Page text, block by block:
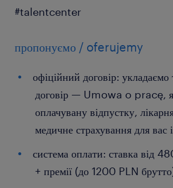
#talentcenter
пропонуємо / oferujemy
офіційний договір: укладаємо
договір — Umowa o pracę,
оплачувану відпустку,
медичне страхування для вас
система оплати: ставка від
+ премії (до 1200 PLN